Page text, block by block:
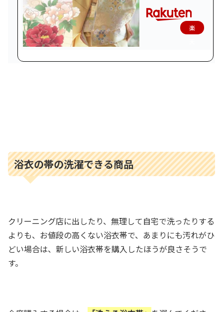
楽
浴衣の帯の洗濯できる商品
クリーニング店に出したり、無理して自宅で洗ったりする
よりも、お値段の高くない浴衣帯で、あまりにも汚れがひ
どい場合は、新しい浴衣帯を購入したほうが良さそうで
す。